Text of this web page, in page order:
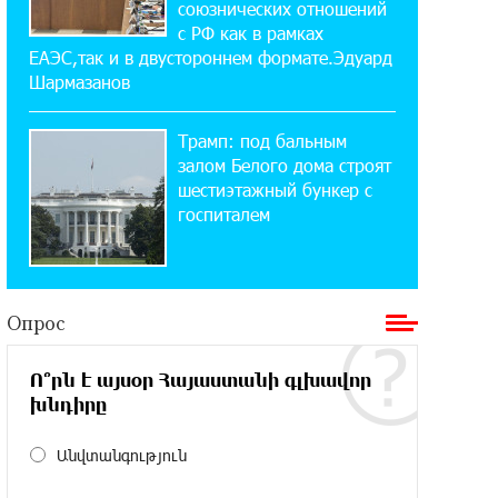
«Давидбекских играх»:
Idram&IDBank
Кругом война. А вас вводят в
заблуждение. Аршак Карапетян
16:32:52 20-07-2026
Центр продаж и обслуживания Ucom
в Егварде возобновил работу по
новому адресу — ул. Ереванян, 3/47
До 25% idcoin-ов при покупке
авиабилетов Flyone: Idram&IDBank
Ucom и Microsoft Innovation Center
союзнических отношений
с РФ как в рамках
ЕАЭС,так и в двустороннем формате.Эдуард
Шармазанов
Трамп: под бальным
залом Белого дома строят
шестиэтажный бункер с
госпиталем
Опрос
Ո՞րն է այսօր Հայաստանի գլխավոր
խնդիրը
Անվտանգություն